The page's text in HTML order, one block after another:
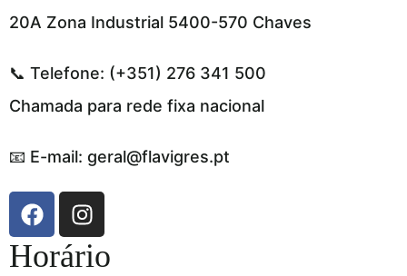
20A Zona Industrial 5400-570 Chaves
📞 Telefone: (+351) 276 341 500
Chamada para rede fixa nacional
📧 E-mail: geral@flavigres.pt
Horário